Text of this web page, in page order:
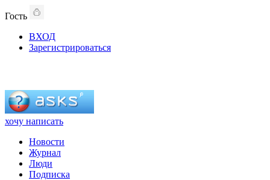
Гость
ВХОД
Зарегистрироваться
хочу написать
Новости
Журнал
Люди
Подписка